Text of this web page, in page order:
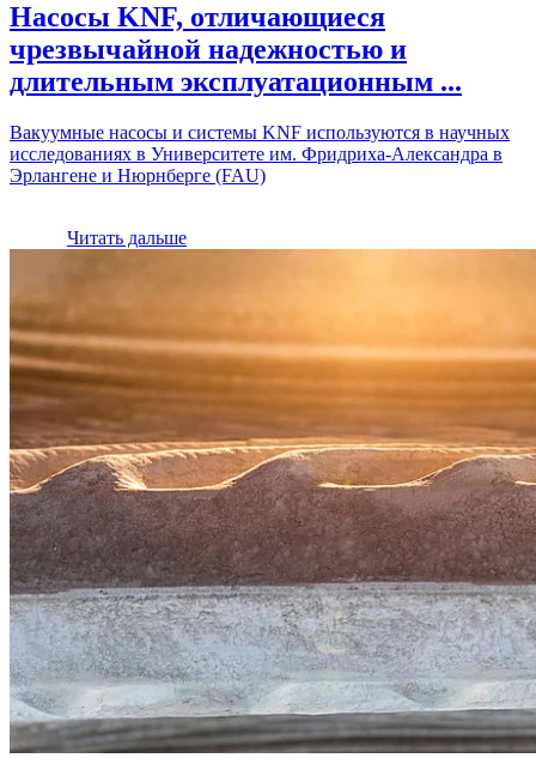
Насосы KNF, отличающиеся
чрезвычайной надежностью и
длительным эксплуатационным ...
Вакуумные насосы и системы KNF используются в научных
исследованиях в Университете им. Фридриха-Александра в
Эрлангене и Нюрнберге (FAU)
Читать дальше